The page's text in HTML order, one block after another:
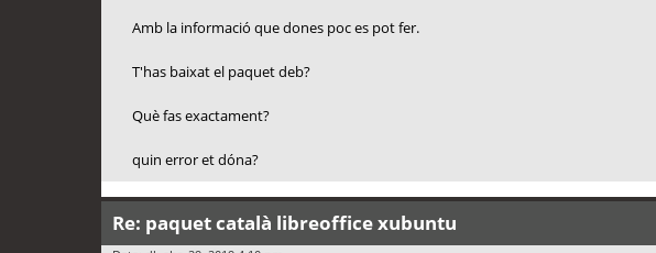
Amb la informació que dones poc es pot fer.
T'has baixat el paquet deb?
Què fas exactament?
quin error et dóna?
Re: paquet català libreoffice xubuntu